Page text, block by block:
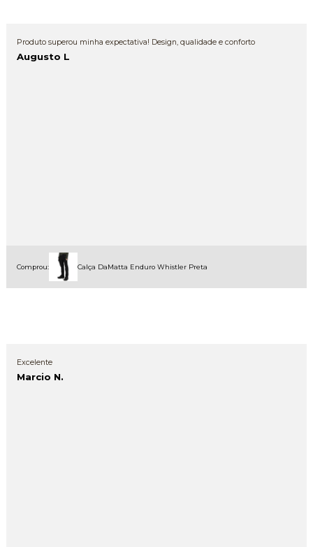
Produto superou minha expectativa! Design, qualidade e conforto
Augusto L
Comprou: Calça DaMatta Enduro Whistler Preta
Excelente
Marcio N.